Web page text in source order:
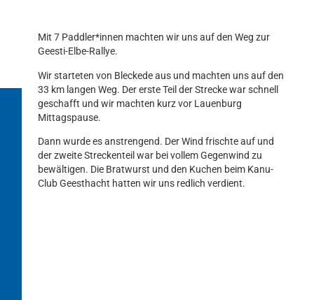
Mit 7 Paddler*innen machten wir uns auf den Weg zur
Geesti-Elbe-Rallye.
Wir starteten von Bleckede aus und machten uns auf den
33 km langen Weg. Der erste Teil der Strecke war schnell
geschafft und wir machten kurz vor Lauenburg
Mittagspause.
Dann wurde es anstrengend. Der Wind frischte auf und
der zweite Streckenteil war bei vollem Gegenwind zu
bewältigen. Die Bratwurst und den Kuchen beim Kanu-
Club Geesthacht hatten wir uns redlich verdient.